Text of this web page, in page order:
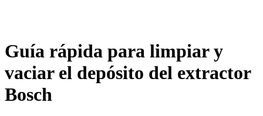
Guía rápida para limpiar y
vaciar el depósito del extractor
Bosch